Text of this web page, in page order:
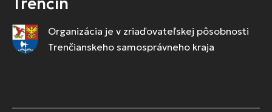
Organizácia je v zriaďovateľskej pôsobnosti
Trenčianskeho samosprávneho kraja